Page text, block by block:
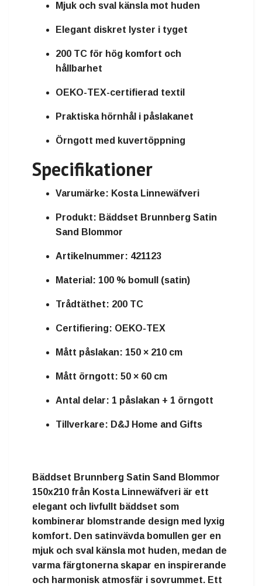
Mjuk och sval känsla mot huden
Elegant diskret lyster i tyget
200 TC för hög komfort och
hållbarhet
OEKO-TEX-certifierad textil
Praktiska hörnhål i påslakanet
Örngott med kuvertöppning
Specifikationer
Varumärke: Kosta Linnewäfveri
Produkt: Bäddset Brunnberg Satin
Sand Blommor
Artikelnummer: 421123
Material: 100 % bomull (satin)
Trådtäthet: 200 TC
Certifiering: OEKO-TEX
Mått påslakan: 150 × 210 cm
Mått örngott: 50 × 60 cm
Antal delar: 1 påslakan + 1 örngott
Tillverkare: D&J Home and Gifts
Bäddset Brunnberg Satin Sand Blommor
150x210 från Kosta Linnewäfveri är ett
elegant och livfullt bäddset som
kombinerar blomstrande design med lyxig
komfort. Den satinvävda bomullen ger en
mjuk och sval känsla mot huden, medan de
varma färgtonerna skapar en inspirerande
och harmonisk atmosfär i sovrummet. Ett